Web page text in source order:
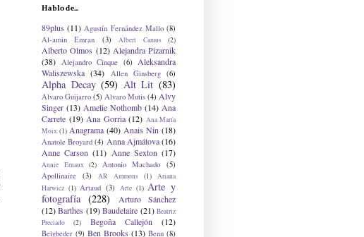
Hablo de...
89plus (11) Agustín Fernández Mallo (8)
Al-amin Emran
(3) Albert Camus (2)
Alberto Olmos (12) Alejandra Pizarnik
(38)
Alejandro Cinque (6)
Aleksandra
Waliszewska (34) Allen Ginsberg (6)
Alpha Decay (59) Alt Lit (83)
Alvaro Guijarro (5) Alvaro Mutis (4) Alvy
Singer (13) Amelie Nothomb (14) Ana
Carrete (19) Ana Gorria (12) Ana María
Moix (1) Anagrama (40) Anais Nin (18)
Anatole Broyard (4) Anna Ajmátova (16)
Anne Carson (11) Anne Sexton (17)
Annie Ernaux (2) Antonio Machado
(5)
Apollinaire
(3) AR Ammons (1)
Ariana
Harwicz (1) Artaud (3) Arte (1) Arte y
fotografía (228)
Arturo Sánchez
(12) Barthes (19) Baudelaire (21) Beatriz
Preciado
(2) Begoña Callejón (12)
Beigbeder (9) Ben Brooks (13) Benn (8)